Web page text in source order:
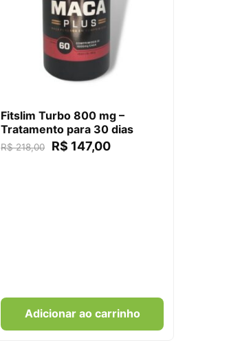
Fitslim Turbo 800 mg –
Tratamento para 30 dias
R$218,00 R$ 147,00
Adicionar ao carrinho